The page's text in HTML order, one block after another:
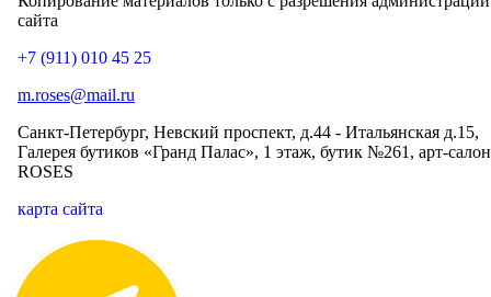
сайта
+7 (911) 010 45 25
m.roses@mail.ru
Санкт-Петербург, Невский проспект, д.44 - Итальянская д.15,
Галерея бутиков «Гранд Палас», 1 этаж, бутик №261, арт-салон
ROSES
карта сайта